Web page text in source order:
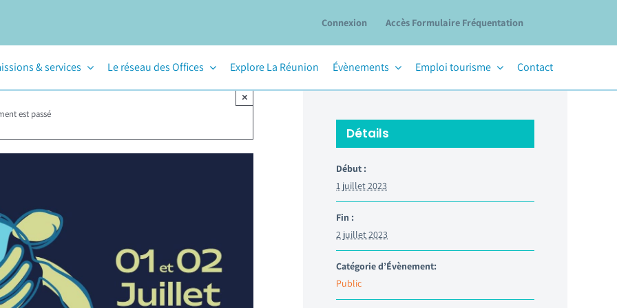
Connexion Accès Formulaire Fréquentation
& services Le réseau des Offices Explore La Réunion Évènements Emploi tourisme Contact
est passé
×
Détails
Début :
1 juillet 2023
Fin :
2 juillet 2023
Catégorie d’Évènement:
Public